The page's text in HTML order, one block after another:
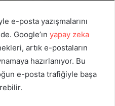
e-posta yazışmalarını
Google’ın yapay zeka
artık e-postaların
hazırlanıyor. Bu
e-posta trafiğiyle başa